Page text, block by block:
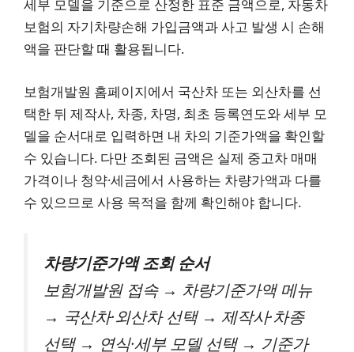
세부 모델을 기준으로 산정한 표준 금액으로, 자동차
보험의 자기차량손해 가입금액과 사고 발생 시 손해
액을 판단할 때 활용됩니다.
보험개발원 홈페이지에서 국산차 또는 외산차를 선
택한 뒤 제작사, 차종, 차명, 최초 등록연도와 세부 모
델을 순서대로 입력하면 내 차의 기준가액을 확인할
수 있습니다. 다만 조회된 금액은 실제 중고차 매매
가격이나 청약·세금에서 사용하는 차량가액과 다를
수 있으므로 사용 목적을 함께 확인해야 합니다.
차량기준가액 조회 순서
보험개발원 접속 → 차량기준가액 메뉴
→ 국산차·외산차 선택 → 제작사·차종
선택 → 연식·세부 모델 선택 → 기준가